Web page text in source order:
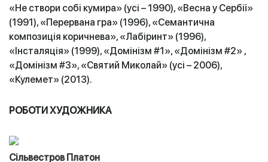
«Не створи собі кумира» (усі – 1990), «Весна у Сербії»
(1991), «Перервана гра» (1996), «Семантична
композиція коричнева», «Лабіринт» (1996),
«Інсталяція» (1999), «Домінізм #1», «Домінізм #2» ,
«Домінізм #3», «Святий Миколай» (усі – 2006),
«Кулемет» (2013).
РОБОТИ ХУДОЖНИКА
Сільвестров Платон